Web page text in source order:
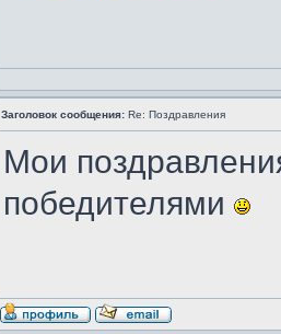
Заголовок сообщения: Re: Поздравления
Мои
победителями